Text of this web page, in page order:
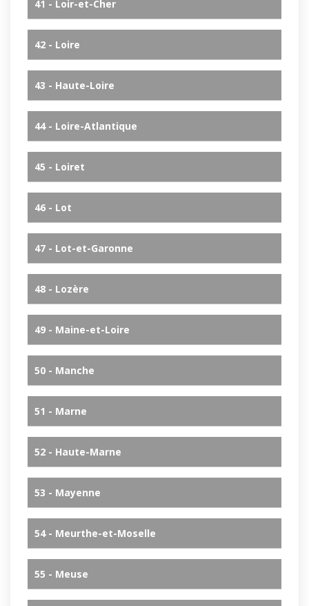
41 - Loir-et-Cher
42 - Loire
43 - Haute-Loire
44 - Loire-Atlantique
45 - Loiret
46 - Lot
47 - Lot-et-Garonne
48 - Lozère
49 - Maine-et-Loire
50 - Manche
51 - Marne
52 - Haute-Marne
53 - Mayenne
54 - Meurthe-et-Moselle
55 - Meuse